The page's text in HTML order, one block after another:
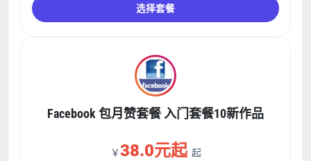
选择套餐
Facebook 包月赞套餐 入门套餐10新作品
￥38.0元起 起